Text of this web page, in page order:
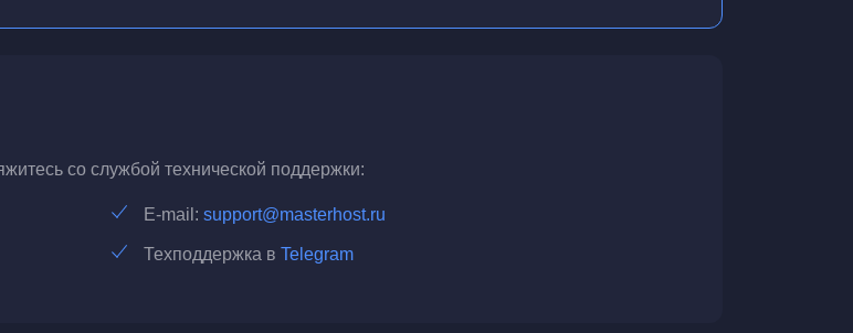
со службой технической поддержки:
E-mail: support@masterhost.ru
Техподдержка в Telegram